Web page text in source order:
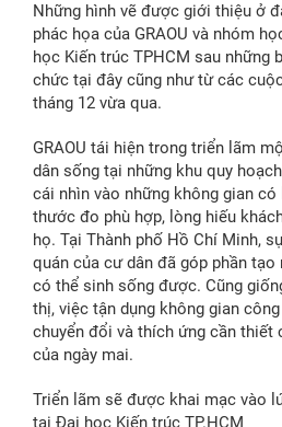
Những hình vẽ được giới thiệu ở
phác họa của GRAOU và nhóm
học Kiến trúc TPHCM sau
chức tại đây cũng như từ các
tháng 12 vừa qua.
GRAOU tái hiện trong triển lãm
dân sống tại những khu quy
cái nhìn vào những không gian
thước đo phù hợp, lòng hiếu
họ. Tại Thành phố Hồ Chí Minh,
quán của cư dân đã góp phần
có thể sinh sống được. Cũng
thị, việc tận dụng không gian
chuyển đổi và thích ứng cần thiết
của ngày mai.
Triển lãm sẽ được khai mạc vào
tại Đại học Kiến trúc TP.HCM